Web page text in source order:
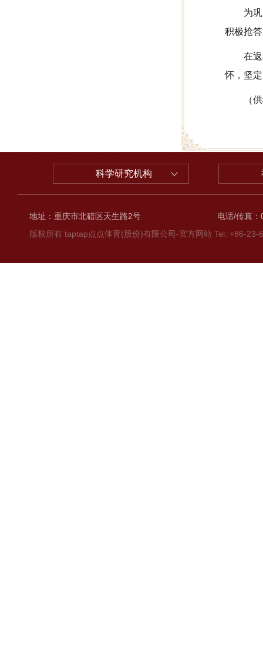
为
积极抢
在
怀，坚
（
科学研究机构
地址：重庆市北碚区天生路2号
电话/传真
版权所有 taptap点点体育(股份)有限公司-官方网站 Tel: +86-23-